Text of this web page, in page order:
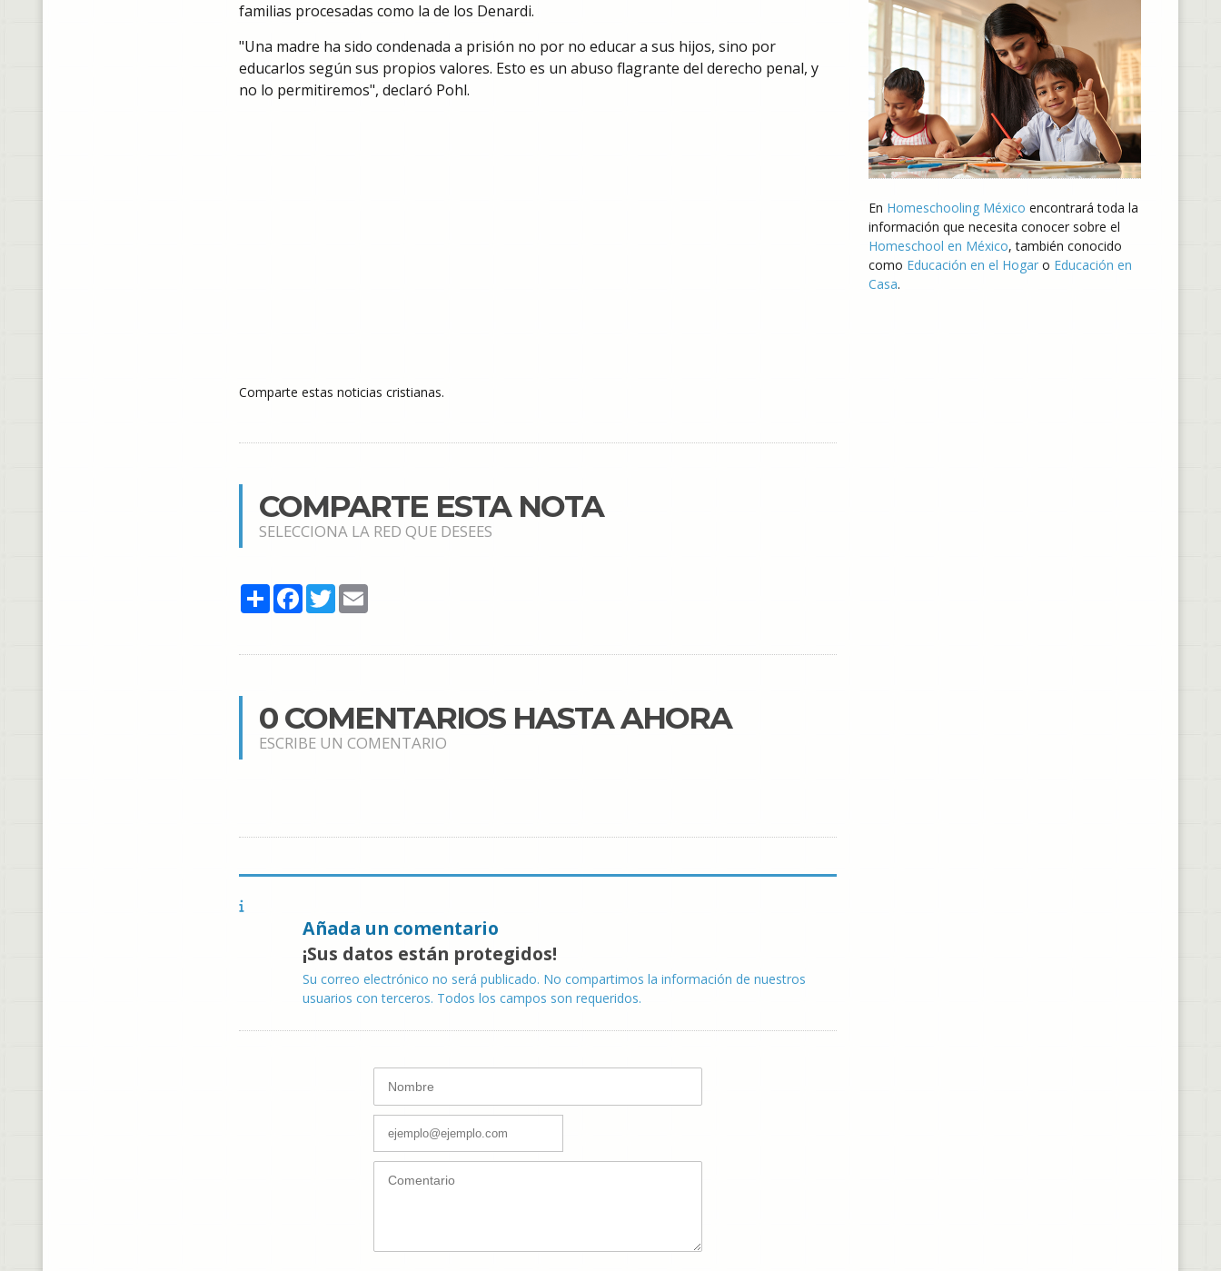
familias procesadas como la de los Denardi.
"Una madre ha sido condenada a prisión no por no educar a sus hijos, sino por
educarlos según sus propios valores. Esto es un abuso flagrante del derecho penal, y
no lo permitiremos", declaró Pohl.
Comparte estas noticias cristianas.
COMPARTE ESTA NOTA
SELECCIONA LA RED QUE DESEES
ShareFacebook
TwitterEmail
0 COMENTARIOS HASTA AHORA
ESCRIBE UN COMENTARIO
Añada un comentario
¡Sus datos están protegidos!
Su correo electrónico no será publicado. No compartimos la información de nuestros
usuarios con terceros. Todos los campos son requeridos.
En Homeschooling México encontrará toda la
información que necesita conocer sobre el
Homeschool en México, también conocido
como Educación en el Hogar o Educación en
Casa.